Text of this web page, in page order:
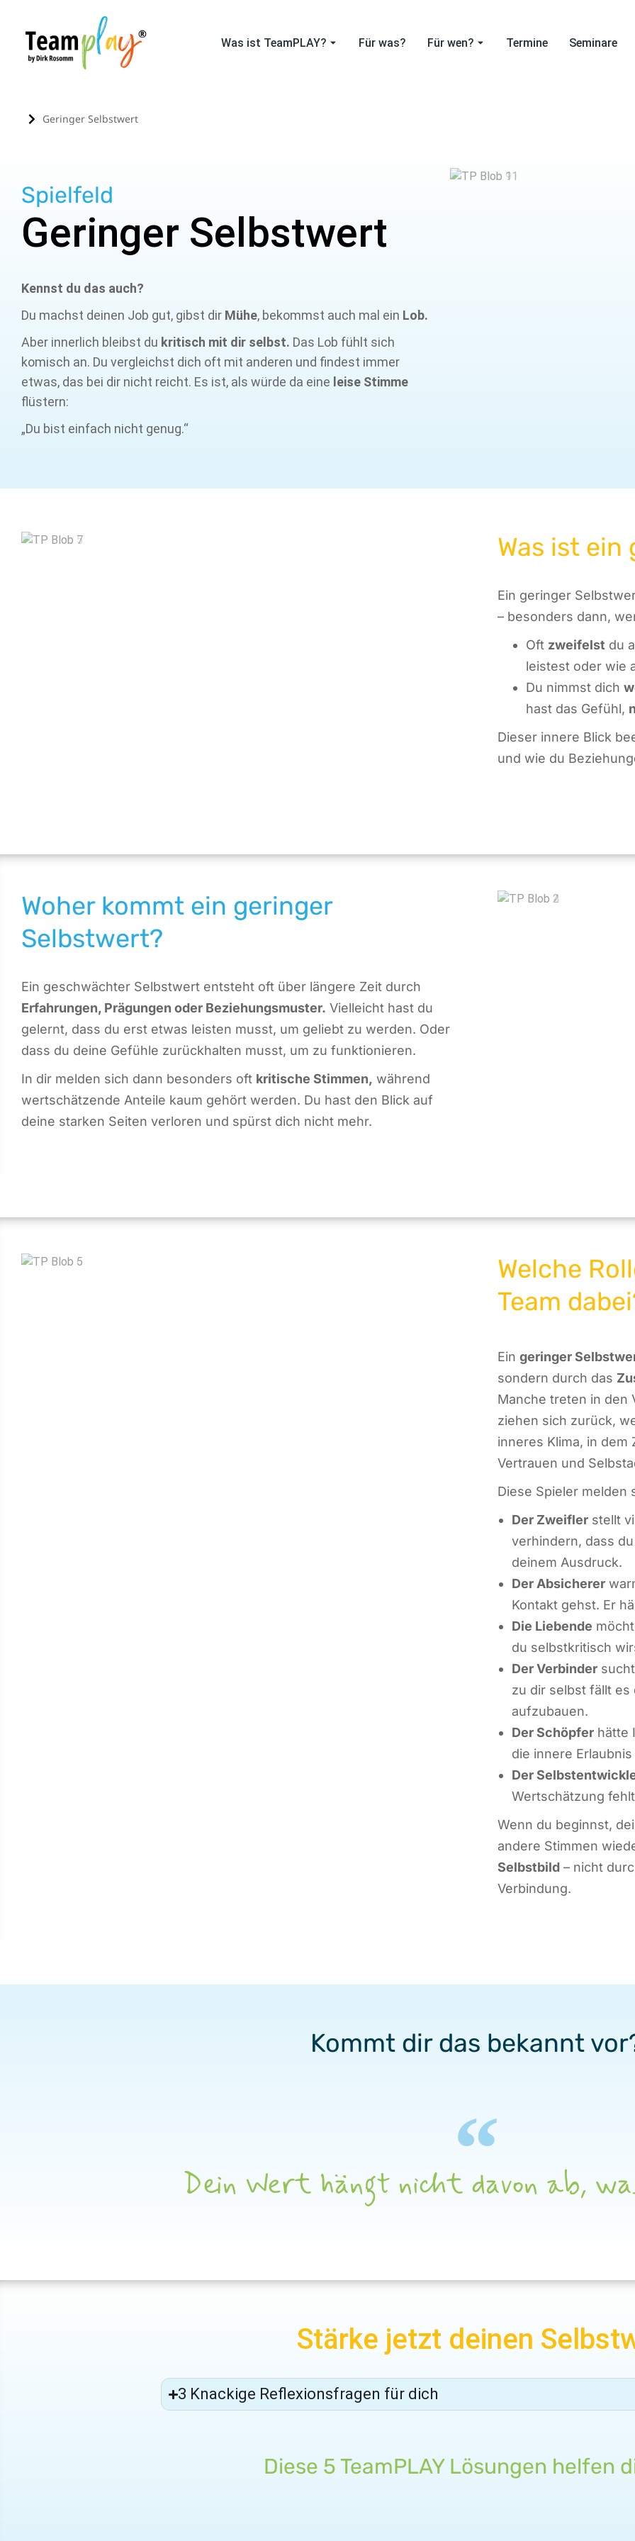
Was ist TeamPLAY? Für was? Für wen? Termine Seminare
Sie befinden sich hier:
Geringer Selbstwert
Spielfeld
Geringer Selbstwert
Kennst du das auch?
Du machst deinen Job gut, gibst dir Mühe, bekommst auch mal ein Lob.
Aber innerlich bleibst du kritisch mit dir selbst. Das Lob fühlt sich
komisch an. Du vergleichst dich oft mit anderen und findest immer
etwas, das bei dir nicht reicht. Es ist, als würde da eine leise Stimme
flüstern:
„Du bist einfach nicht genug.“
Was ist
Ein geringer
– besonders dann,
Oft zweifelst du
leistest oder wie
Du nimmst dich
hast das Gefühl,
Dieser innere Blick
und wie du
Woher kommt ein geringer
Selbstwert?
Ein geschwächter Selbstwert entsteht oft über längere Zeit durch
Erfahrungen, Prägungen oder Beziehungsmuster. Vielleicht hast du
gelernt, dass du erst etwas leisten musst, um geliebt zu werden. Oder
dass du deine Gefühle zurückhalten musst, um zu funktionieren.
In dir melden sich dann besonders oft kritische Stimmen, während
wertschätzende Anteile kaum gehört werden. Du hast den Blick auf
deine starken Seiten verloren und spürst dich nicht mehr.
Welche
Team
Ein geringer
sondern durch das
Manche treten in den
ziehen sich zurück,
inneres Klima, in
Vertrauen und
Diese Spieler melden
Der Zweifler stellt
verhindern, dass
deinem Ausdruck.
Der Absicherer
Kontakt gehst. Er
Die Liebende
du selbstkritisch
Der Verbinder
zu dir selbst fällt es
aufzubauen.
Der Schöpfer hätte
die innere
Der
Wertschätzung
Wenn du beginnst,
andere Stimmen
Selbstbild – nicht
Verbindung.
Kommt dir das bekannt
Dein Wert hängt nicht davon ab,
Stärke jetzt deinen
3 Knackige Reflexionsfragen für dich
Diese 5 TeamPLAY Lösungen helfen